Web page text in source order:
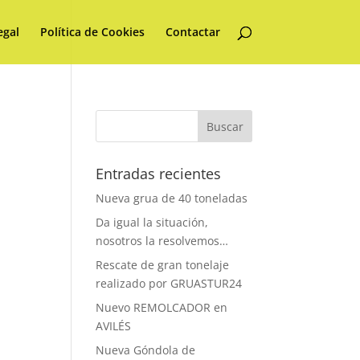
Política de Cookies Contactar
Entradas recientes
Nueva grua de 40 toneladas
Da igual la situación,
nosotros la resolvemos…
Rescate de gran tonelaje
realizado por GRUASTUR24
Nuevo REMOLCADOR en
AVILÉS
Nueva Góndola de